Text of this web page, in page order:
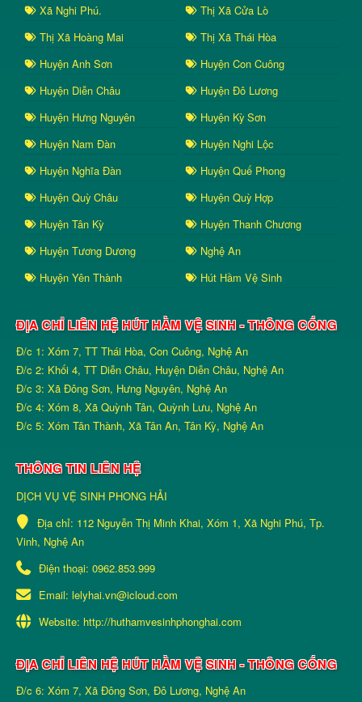
Xã Nghi Phú.
Thị Xã Cửa Lò
Thị Xã Hoàng Mai
Thị Xã Thái Hòa
Huyện Anh Sơn
Huyện Con Cuông
Huyện Diễn Châu
Huyện Đô Lương
Huyện Hưng Nguyên
Huyện Kỳ Sơn
Huyện Nam Đàn
Huyện Nghi Lộc
Huyện Nghĩa Đàn
Huyện Quế Phong
Huyện Quỳ Châu
Huyện Quỳ Hợp
Huyện Tân Kỳ
Huyện Thanh Chương
Huyện Tương Dương
Nghệ An
Huyện Yên Thành
Hút Hầm Vệ Sinh
ĐỊA CHỈ LIÊN HỆ HÚT HẦM VỆ SINH - THÔNG CỐNG
Đ/c 1: Xóm 7, TT Thái Hòa, Con Cuông, Nghệ An
Đ/c 2: Khối 4, TT Diễn Châu, Huyện Diễn Châu, Nghệ An
Đ/c 3: Xã Đông Sơn, Hưng Nguyên, Nghệ An
Đ/c 4: Xóm 8, Xã Quỳnh Tân, Quỳnh Lưu, Nghệ An
Đ/c 5: Xóm Tân Thành, Xã Tân An, Tân Kỳ, Nghệ An
THÔNG TIN LIÊN HỆ
DỊCH VỤ VỆ SINH PHONG HẢI
Địa chỉ: 112 Nguyễn Thị Minh Khai, Xóm 1, Xã Nghi Phú, Tp.
Vinh, Nghệ An
Điện thoại: 0962.853.999
Email: lelyhai.vn@icloud.com
Website: http://huthamvesinhphonghai.com
ĐỊA CHỈ LIÊN HỆ HÚT HẦM VỆ SINH - THÔNG CỐNG
Đ/c 6: Xóm 7, Xã Đông Sơn, Đô Lương, Nghệ An